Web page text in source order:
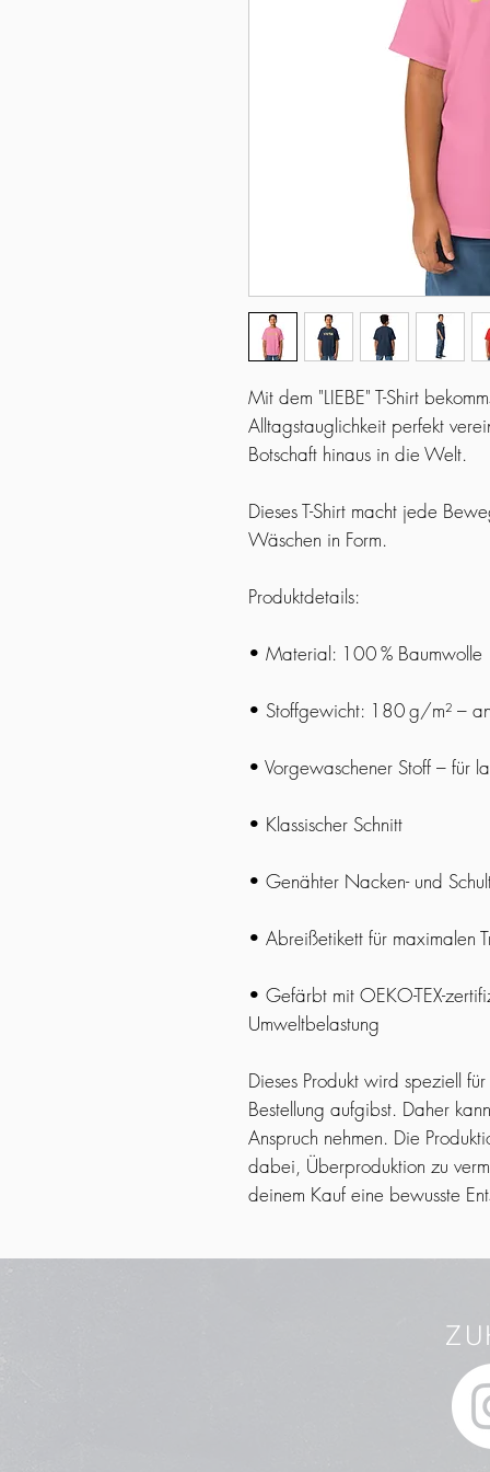
Mit dem "LIEBE" T-Shirt
Alltagstauglichkeit perfekt
Botschaft hinaus in die Welt.
Dieses T-Shirt macht jede
Wäschen in Form.
Produktdetails:
• Material: 100 % Baumwolle
• Stoffgewicht: 180 g/m² –
• Vorgewaschener Stoff – für
• Klassischer Schnitt
• Genähter Nacken- und
• Abreißetikett für maximalen
• Gefärbt mit OEKO-TEX-
Umweltbelastung
Dieses Produkt wird speziell
Bestellung aufgibst. Daher
Anspruch nehmen. Die
dabei, Überproduktion zu
deinem Kauf eine bewusste